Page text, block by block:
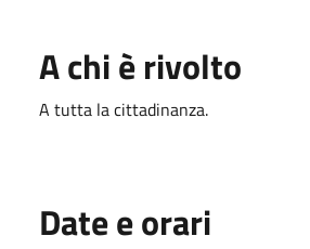
A chi è rivolto
A tutta la cittadinanza.
Date e orari